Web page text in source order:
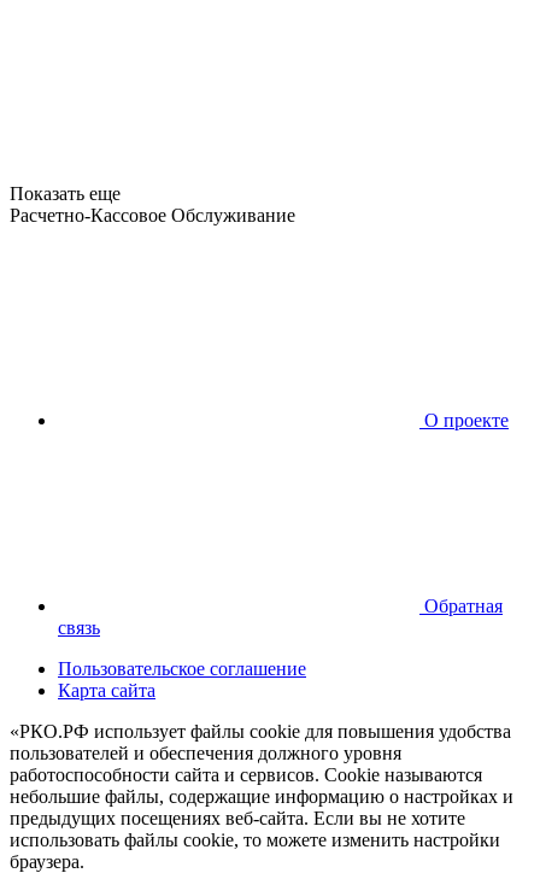
Показать еще
Расчетно-Кассовое Обслуживание
О проекте
Обратная
связь
Пользовательское соглашение
Карта сайта
«РКО.РФ использует файлы cookie для повышения удобства
пользователей и обеспечения должного уровня
работоспособности сайта и сервисов. Cookie называются
небольшие файлы, содержащие информацию о настройках и
предыдущих посещениях веб-сайта. Если вы не хотите
использовать файлы cookie, то можете изменить настройки
браузера.